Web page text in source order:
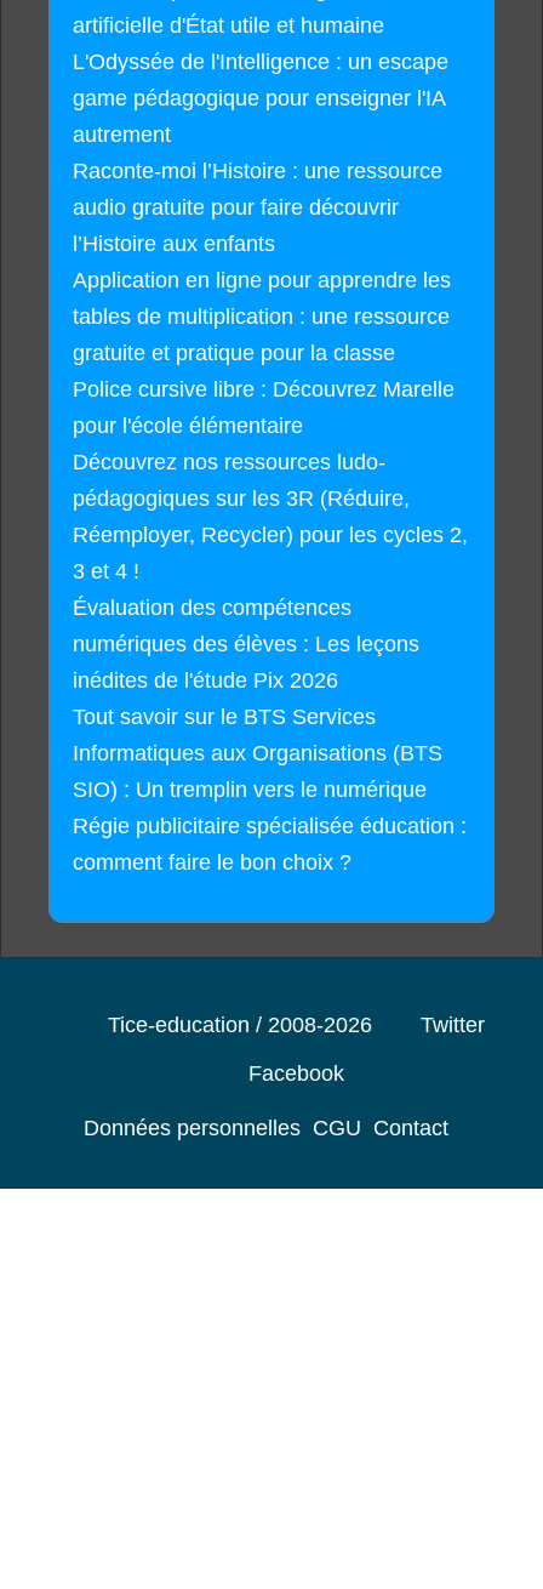
artificielle d'État utile et humaine
L'Odyssée de l'Intelligence : un escape
game pédagogique pour enseigner l'IA
autrement
Raconte-moi l’Histoire : une ressource
audio gratuite pour faire découvrir
l’Histoire aux enfants
Application en ligne pour apprendre les
tables de multiplication : une ressource
gratuite et pratique pour la classe
Police cursive libre : Découvrez Marelle
pour l'école élémentaire
Découvrez nos ressources ludo-
pédagogiques sur les 3R (Réduire,
Réemployer, Recycler) pour les cycles 2,
3 et 4 !
Évaluation des compétences
numériques des élèves : Les leçons
inédites de l'étude Pix 2026
Tout savoir sur le BTS Services
Informatiques aux Organisations (BTS
SIO) : Un tremplin vers le numérique
Régie publicitaire spécialisée éducation :
comment faire le bon choix ?
Tice-education / 2008-2026
Twitter
Facebook
Données personnelles CGU Contact